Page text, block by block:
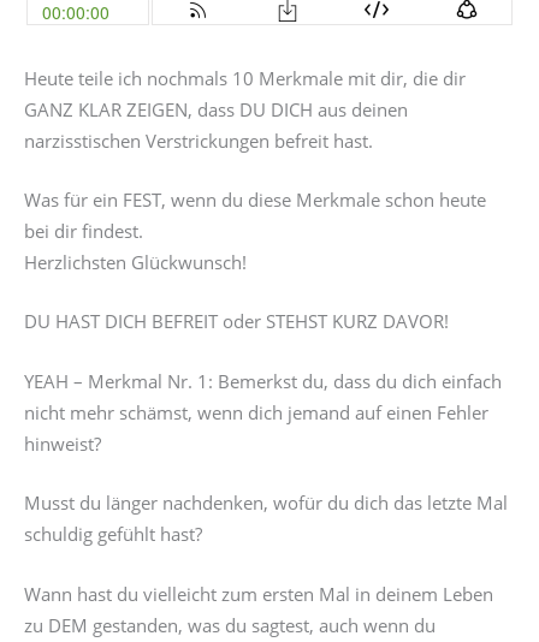
Heute teile ich nochmals 10 Merkmale mit dir, die dir
GANZ KLAR ZEIGEN, dass DU DICH aus deinen
narzisstischen Verstrickungen befreit hast.
Was für ein FEST, wenn du diese Merkmale schon heute
bei dir findest.
Herzlichsten Glückwunsch!
DU HAST DICH BEFREIT oder STEHST KURZ DAVOR!
YEAH – Merkmal Nr. 1: Bemerkst du, dass du dich einfach
nicht mehr schämst, wenn dich jemand auf einen Fehler
hinweist?
Musst du länger nachdenken, wofür du dich das letzte Mal
schuldig gefühlt hast?
Wann hast du vielleicht zum ersten Mal in deinem Leben
zu DEM gestanden, was du sagtest, auch wenn du